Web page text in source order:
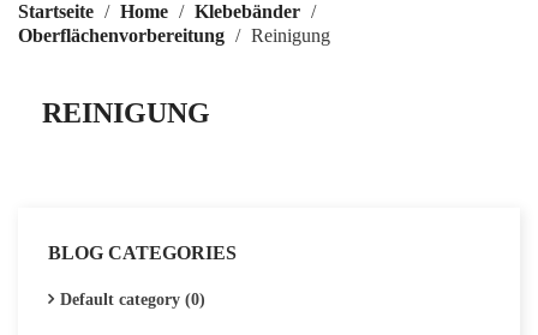
zuverlässige und langlebige Verbindungen für Sicherheit und
Leistung unerlässlich sind.
Startseite Home
Klebebänder
Oberflächenvorbereitung
Reinigung
REINIGUNG
BLOG CATEGORIES
Default category (0)